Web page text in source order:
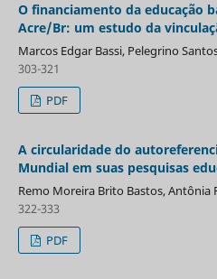
O financiamento da educação
Acre/Br: um estudo da
Marcos Edgar Bassi, Pelegrino
303-321
PDF
A circularidade do
Mundial em suas pesquisas
Remo Moreira Brito Bastos, Antônia
322-333
PDF